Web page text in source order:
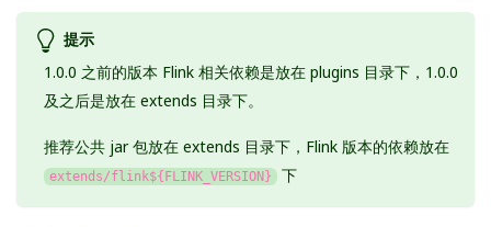
提示
1.0.0 之前的版本 Flink 相关依赖是放在 plugins 目录下，1.0.0
及之后是放在 extends 目录下。
推荐公共 jar 包放在 extends 目录下，Flink 版本的依赖放在
extends/flink${FLINK_VERSION} 下